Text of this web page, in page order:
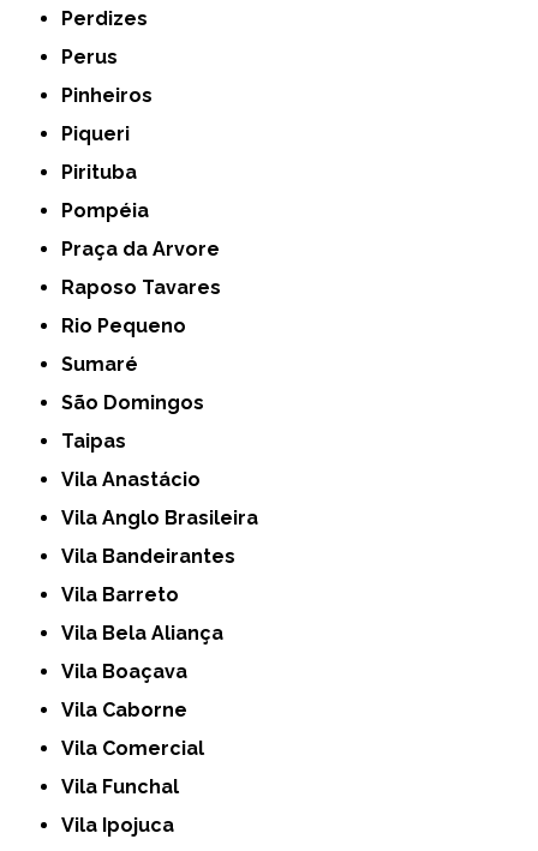
Perdizes
Perus
Pinheiros
Piqueri
Pirituba
Pompéia
Praça da Arvore
Raposo Tavares
Rio Pequeno
Sumaré
São Domingos
Taipas
Vila Anastácio
Vila Anglo Brasileira
Vila Bandeirantes
Vila Barreto
Vila Bela Aliança
Vila Boaçava
Vila Caborne
Vila Comercial
Vila Funchal
Vila Ipojuca